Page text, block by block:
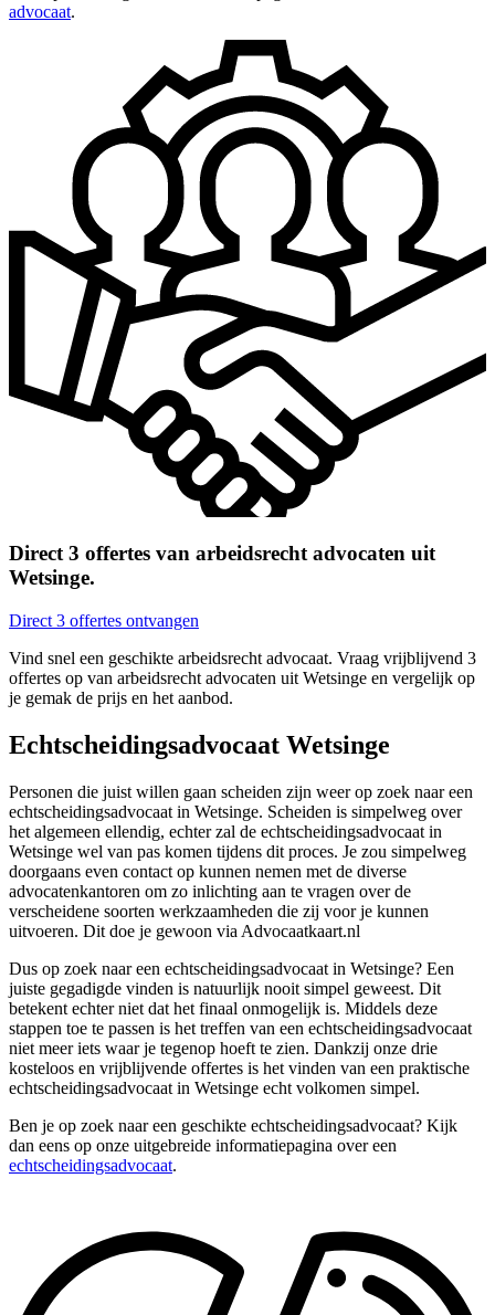
advocaat.
Direct 3 offertes van arbeidsrecht advocaten uit
Wetsinge.
Direct 3 offertes ontvangen
Vind snel een geschikte arbeidsrecht advocaat. Vraag vrijblijvend 3
offertes op van arbeidsrecht advocaten uit Wetsinge en vergelijk op
je gemak de prijs en het aanbod.
Echtscheidingsadvocaat Wetsinge
Personen die juist willen gaan scheiden zijn weer op zoek naar een
echtscheidingsadvocaat in Wetsinge. Scheiden is simpelweg over
het algemeen ellendig, echter zal de echtscheidingsadvocaat in
Wetsinge wel van pas komen tijdens dit proces. Je zou simpelweg
doorgaans even contact op kunnen nemen met de diverse
advocatenkantoren om zo inlichting aan te vragen over de
verscheidene soorten werkzaamheden die zij voor je kunnen
uitvoeren. Dit doe je gewoon via Advocaatkaart.nl
Dus op zoek naar een echtscheidingsadvocaat in Wetsinge? Een
juiste gegadigde vinden is natuurlijk nooit simpel geweest. Dit
betekent echter niet dat het finaal onmogelijk is. Middels deze
stappen toe te passen is het treffen van een echtscheidingsadvocaat
niet meer iets waar je tegenop hoeft te zien. Dankzij onze drie
kosteloos en vrijblijvende offertes is het vinden van een praktische
echtscheidingsadvocaat in Wetsinge echt volkomen simpel.
Ben je op zoek naar een geschikte echtscheidingsadvocaat? Kijk
dan eens op onze uitgebreide informatiepagina over een
echtscheidingsadvocaat.